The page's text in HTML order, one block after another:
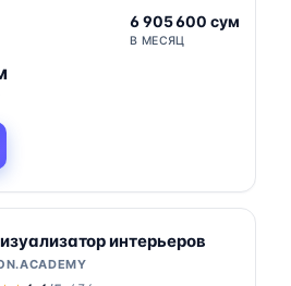
6 905 600 сум
В МЕСЯЦ
интерьеров